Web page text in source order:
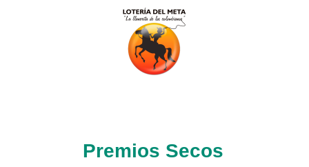
Premios Secos